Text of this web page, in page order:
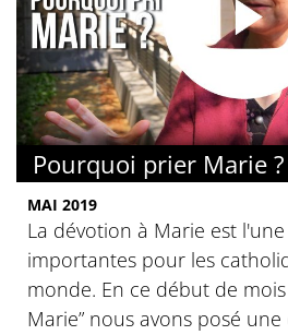
Pourquoi prier Marie ?
MAI 2019
La dévotion à Marie est
importantes pour les
monde. En ce début de
Marie” nous avons posé